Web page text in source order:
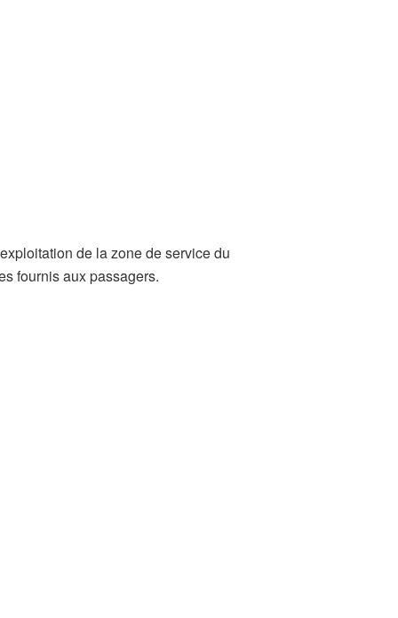
de la zone de service du
fournis aux passagers.